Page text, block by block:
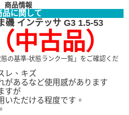
商品情報
品に関して
磯 インテッサ G3 1.5-53
中古品）
の基準-状態ランク一覧」をご確認くだ
レ、キズ
があるなど使用感があります
すが
いただける程度です。